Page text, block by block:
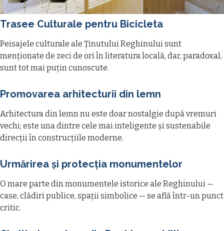
Trasee Culturale pentru Bicicleta
Peisajele culturale ale Ținutului Reghinului sunt
menționate de zeci de ori în literatura locală, dar, paradoxal,
sunt tot mai puțin cunoscute.
Promovarea arhitecturii din lemn
Arhitectura din lemn nu este doar nostalgie după vremuri
vechi; este una dintre cele mai inteligente și sustenabile
direcții în construcțiile moderne.
Urmărirea și protecția monumentelor
O mare parte din monumentele istorice ale Reghinului —
case, clădiri publice, spații simbolice — se află într-un punct
critic.